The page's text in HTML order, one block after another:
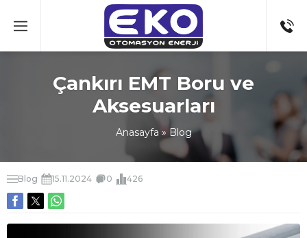
Çankırı EMT Boru ve
Aksesuarları
Anasayfa» Blog
Blog 15.11.2024 0 426